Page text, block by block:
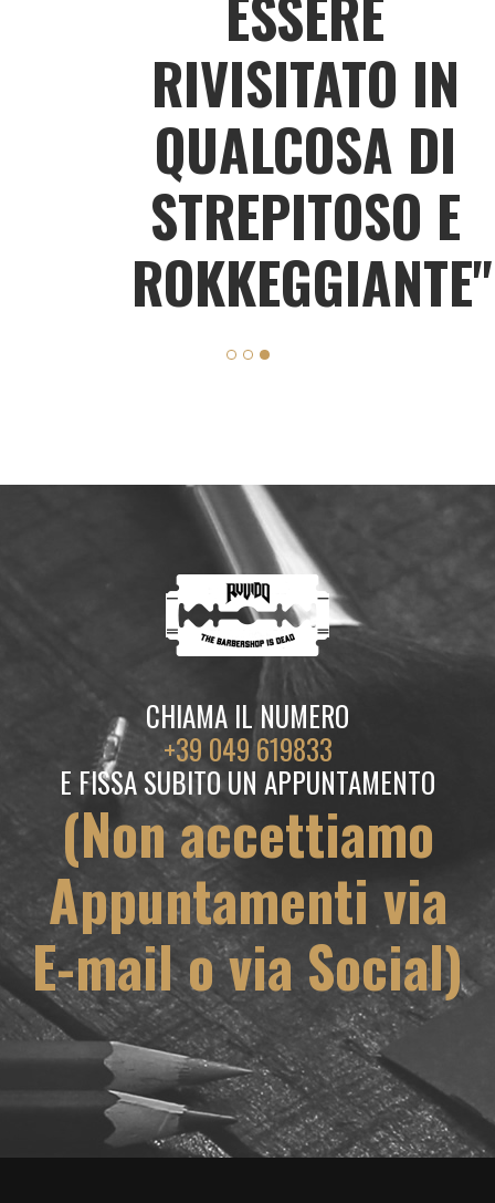
RIVISITATO IN
QUALCOSA DI
STREPITOSO E
ROKKEGGIANTE"
DAVIDE
CHIAMA IL NUMERO
+39 049 619833
E FISSASUBITO UN APPUNTAMENTO
(Non accettiamo
Appuntamenti via
E-mail o via Social)